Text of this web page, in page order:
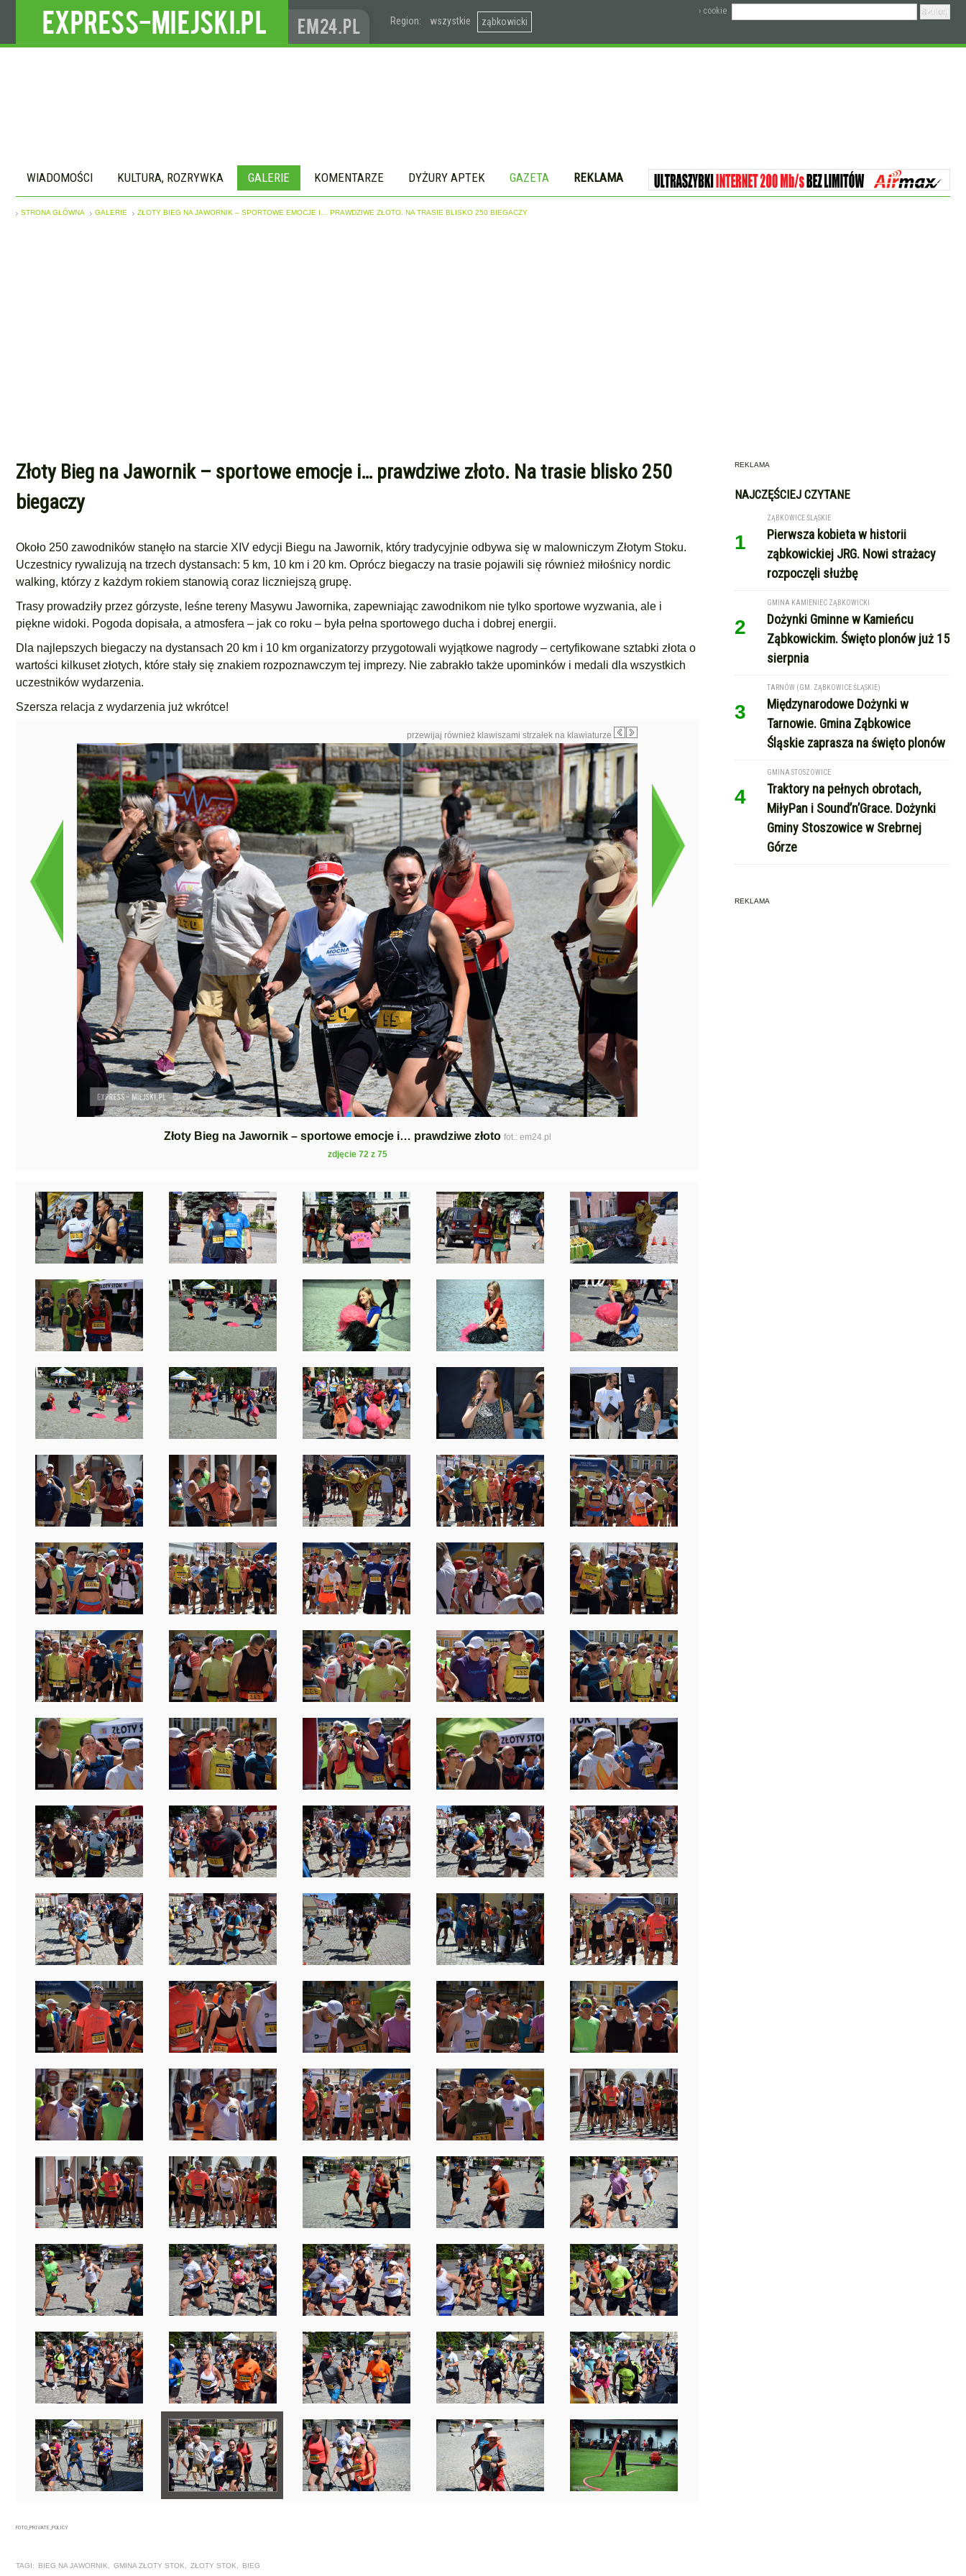
Region: wszystkie ząbkowicki
› cookie
WIADOMOŚCI KULTURA, ROZRYWKA GALERIE KOMENTARZE DYŻURY APTEK GAZETA REKLAMA
STRONA GŁÓWNA GALERIE ZŁOTY BIEG NA JAWORNIK – SPORTOWE EMOCJE I… PRAWDZIWE ZŁOTO. NA TRASIE BLISKO 250 BIEGACZY
Złoty Bieg na Jawornik – sportowe emocje i… prawdziwe złoto. Na trasie blisko 250
biegaczy
Około 250 zawodników stanęło na starcie XIV edycji Biegu na Jawornik, który tradycyjnie odbywa się w malowniczym Złotym Stoku.
Uczestnicy rywalizują na trzech dystansach: 5 km, 10 km i 20 km. Oprócz biegaczy na trasie pojawili się również miłośnicy nordic
walking, którzy z każdym rokiem stanowią coraz liczniejszą grupę.
Trasy prowadziły przez górzyste, leśne tereny Masywu Jawornika, zapewniając zawodnikom nie tylko sportowe wyzwania, ale i
piękne widoki. Pogoda dopisała, a atmosfera – jak co roku – była pełna sportowego ducha i dobrej energii.
Dla najlepszych biegaczy na dystansach 20 km i 10 km organizatorzy przygotowali wyjątkowe nagrody – certyfikowane sztabki złota o
wartości kilkuset złotych, które stały się znakiem rozpoznawczym tej imprezy. Nie zabrakło także upominków i medali dla wszystkich
uczestników wydarzenia.
Szersza relacja z wydarzenia już wkrótce!
przewijaj również klawiszami strzałek na klawiaturze
Złoty Bieg na Jawornik – sportowe emocje i… prawdziwe złoto fot.: em24.pl
zdjęcie 72 z 75
FOTO_PRIVATE_POLICY
TAGI: BIEG NA JAWORNIK GMINA ZŁOTY STOK ZŁOTY STOK BIEG
REKLAMA
NAJCZĘŚCIEJ CZYTANE
1
ZĄBKOWICE ŚLĄSKIE
Pierwsza kobieta w historii
ząbkowickiej JRG. Nowi strażacy
rozpoczęli służbę
2
GMINA KAMIENIEC ZĄBKOWICKI
Dożynki Gminne w Kamieńcu
Ząbkowickim. Święto plonów już 15
sierpnia
3
TARNÓW (GM. ZĄBKOWICE ŚLĄSKIE)
Międzynarodowe Dożynki w
Tarnowie. Gmina Ząbkowice
Śląskie zaprasza na święto plonów
4
GMINA STOSZOWICE
Traktory na pełnych obrotach,
MiłyPan i Sound’n’Grace. Dożynki
Gminy Stoszowice w Srebrnej
Górze
REKLAMA